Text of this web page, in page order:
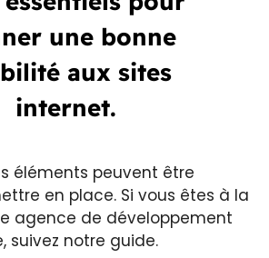
une bonne
aux sites
internet.
éléments peuvent être
en place. Si vous êtes à la
agence de développement
suivez notre guide.